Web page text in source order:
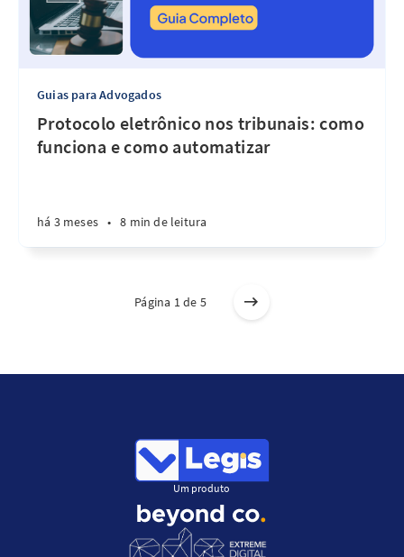
Guias para Advogados
Protocolo eletrônico nos tribunais: como
funciona e como automatizar
há 3 meses • 8 min de leitura
Página 1 de 5
Um produto